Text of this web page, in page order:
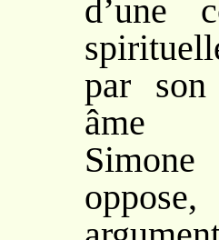
d’une
par son
âme